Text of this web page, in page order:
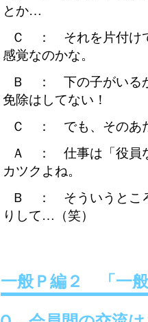
とか…
Ｃ ： それを片付け
感覚なのかな。
Ｂ ： 下の子がいる
免除はしてない！
Ｃ ： でも、そのあ
Ａ ： 仕事は「役員
カツクよね。
Ｂ ： そういうとこ
りして…（笑）
一般Ｐ編２ 「一